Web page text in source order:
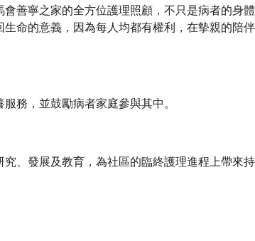
善寧之家的全方位護理照顧，不只是病者的
命的意義，因為每人均都有權利，在摰親的
務，並鼓勵病者家庭參與其中。
、發展及教育，為社區的臨終護理進程上帶來持